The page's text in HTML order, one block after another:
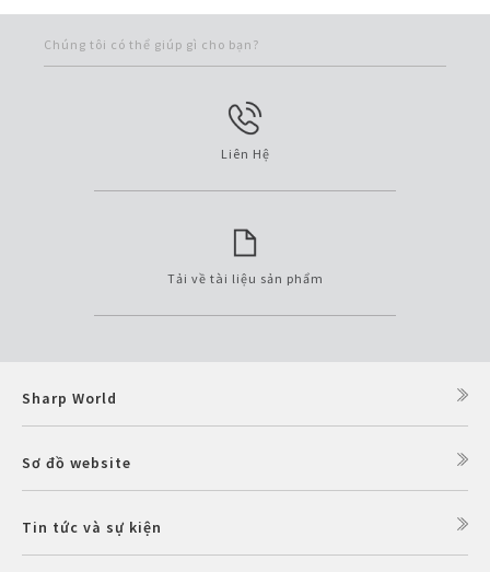
Chúng tôi có thể giúp gì cho bạn?
Liên Hệ
Tải về tài liệu sản phẩm
Sharp World
Sơ đồ website
Tin tức và sự kiện